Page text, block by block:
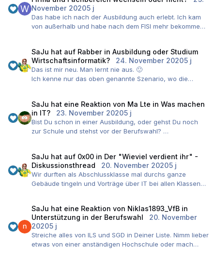
von IT-Security. Zwischen wie im Film cool krasse Sachen
hacken und zig DIN-A4-Seiten nach ISO-XYZ zu
schreiben, ist dann doch ein gewaltiger Unterschied
November 20205 j
Das habe ich nach der Ausbildung auch erlebt. Ich kam
von außerhalb und habe nach dem FISI mehr bekommen
SaJu hat auf Rabberin Ausbildung oder Studium
Wirtschaftsinformatik?
24. November 20205 j
Das ist mir neu. Man lernt nie aus. 🙂
Ich kenne nur das oben genannte Szenario, wo die
dolle Sache.
SaJu hat eine Reaktion von Ma Lte in Was machen
in IT?
23. November 20205 j
Bist Du schon in einer Ausbildung, oder gehst Du noch
zur Schule und stehst vor der Berufswahl?
die Reise hingehen soll.
SaJu hat auf 0x00in Der "Wieviel verdient ihr" -
Diskussionsthread
20. November 20205 j
Wir durften als Abschlussklasse mal durchs ganze
Gebäude tingeln und Vorträge über IT bei allen Klassen
War... interessant. Ich hatte durchaus meinen Spaß dabei,
aber in diesen Klassen musst du dich halt durchsetzen
können, das ist nichts für jedermann. Und selbst dann,
auf Dauer, na ich weiß nicht 😕
SaJu hat eine Reaktion von Niklas1893_VfBin
Unterstützung in der Berufswahl
20. November
20205 j
Streiche alles von ILS und SGD in Deiner Liste. Nimm lieber
etwas von einer anständigen Hochschule oder mach